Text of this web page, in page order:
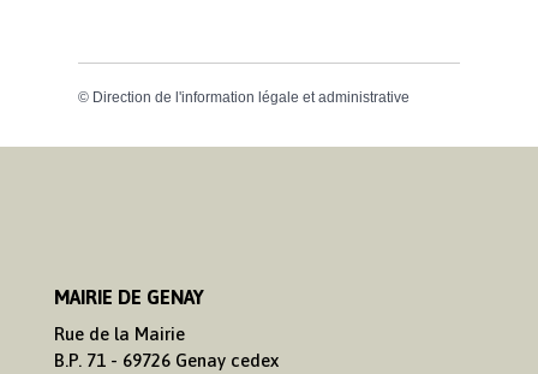
© Direction de l'information légale et administrative
MAIRIE DE GENAY
Rue de la Mairie
B.P. 71 - 69726 Genay cedex